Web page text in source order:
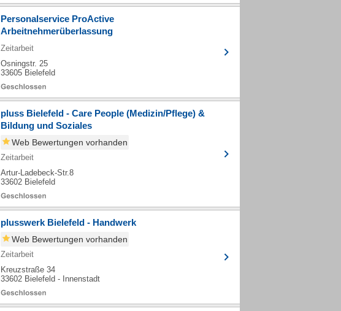
Personalservice ProActive
Arbeitnehmerüberlassung
Zeitarbeit
Osningstr. 25
33605 Bielefeld
pluss Bielefeld - Care People (Medizin/Pflege) &
Bildung und Soziales
Web Bewertungen vorhanden
Zeitarbeit
Artur-Ladebeck-Str.8
33602 Bielefeld
plusswerk Bielefeld - Handwerk
Web Bewertungen vorhanden
Zeitarbeit
Kreuzstraße 34
33602 Bielefeld - Innenstadt